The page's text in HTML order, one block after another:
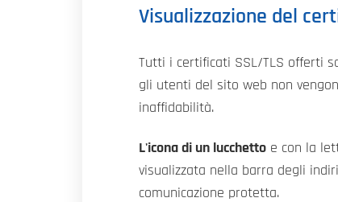
Visualizzazione del
Tutti i certificati SSL/TLS offerti
gli utenti del sito web non
inaffidabilità.
L'icona di un lucchetto e con la
visualizzata nella barra degli
comunicazione protetta.